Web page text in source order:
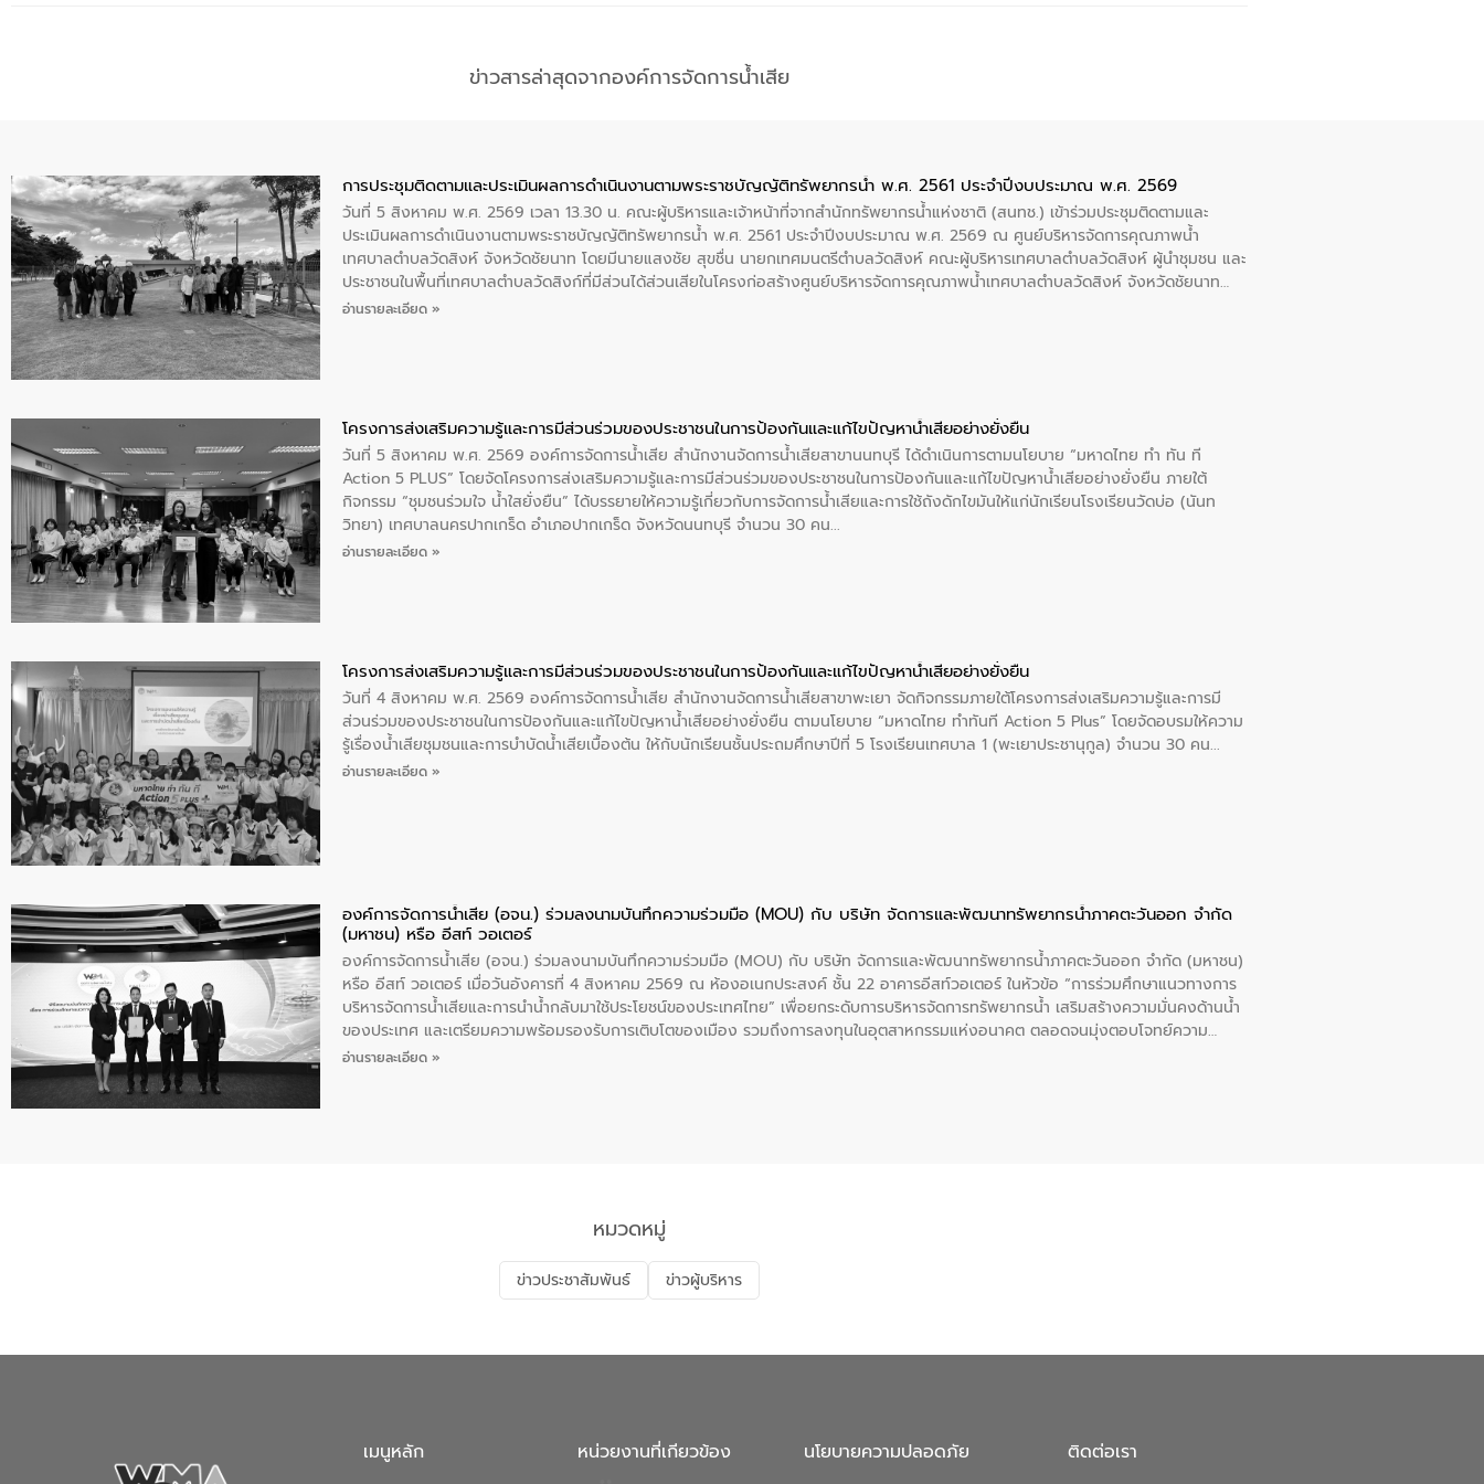
ข่าวสารล่าสุดจากองค์การจัดการน้ำเสีย
การประชุมติดตามและประเมินผลการดำเนินงานตามพระราชบัญญัติทรัพยากรน้ำ พ.ศ. 2561 ประจำปีงบประมาณ พ.ศ. 2569
วันที่ 5 สิงหาคม พ.ศ. 2569 เวลา 13.30 น. คณะผู้บริหารและเจ้าหน้าที่จากสำนักทรัพยากรน้ำแห่งชาติ (สนทช.) เข้าร่วมประชุมติดตามและ
ประเมินผลการดำเนินงานตามพระราชบัญญัติทรัพยากรน้ำ พ.ศ. 2561 ประจำปีงบประมาณ พ.ศ. 2569 ณ ศูนย์บริหารจัดการคุณภาพน้ำ
เทศบาลตำบลวัดสิงห์ จังหวัดชัยนาท โดยมีนายแสงชัย สุขชื่น นายกเทศมนตรีตำบลวัดสิงห์ คณะผู้บริหารเทศบาลตำบลวัดสิงห์ ผู้นำชุมชน และ
ประชาชนในพื้นที่เทศบาลตำบลวัดสิงก์ที่มีส่วนได้ส่วนเสียในโครงก่อสร้างศูนย์บริหารจัดการคุณภาพน้ำเทศบาลตำบลวัดสิงห์ จังหวัดชัยนาท
ให้การต้อนรับ
อ่านรายละเอียด »
โครงการส่งเสริมความรู้และการมีส่วนร่วมของประชาชนในการป้องกันและแก้ไขปัญหาน้ำเสียอย่างยั่งยืน
วันที่ 5 สิงหาคม พ.ศ. 2569 องค์การจัดการน้ำเสีย สำนักงานจัดการน้ำเสียสาขานนทบุรี ได้ดำเนินการตามนโยบาย “มหาดไทย ทำ ทัน ที
Action 5 PLUS” โดยจัดโครงการส่งเสริมความรู้และการมีส่วนร่วมของประชาชนในการป้องกันและแก้ไขปัญหาน้ำเสียอย่างยั่งยืน ภายใต้
กิจกรรม “ชุมชนร่วมใจ น้ำใสยั่งยืน” ได้บรรยายให้ความรู้เกี่ยวกับการจัดการน้ำเสียและการใช้ถังดักไขมันให้แก่นักเรียนโรงเรียนวัดบ่อ (นันท
วิทยา) เทศบาลนครปากเกร็ด อำเภอปากเกร็ด จังหวัดนนทบุรี จำนวน 30 คน
อ่านรายละเอียด »
โครงการส่งเสริมความรู้และการมีส่วนร่วมของประชาชนในการป้องกันและแก้ไขปัญหาน้ำเสียอย่างยั่งยืน
วันที่ 4 สิงหาคม พ.ศ. 2569 องค์การจัดการน้ำเสีย สำนักงานจัดการน้ำเสียสาขาพะเยา จัดกิจกรรมภายใต้โครงการส่งเสริมความรู้และการมี
ส่วนร่วมของประชาชนในการป้องกันและแก้ไขปัญหาน้ำเสียอย่างยั่งยืน ตามนโยบาย “มหาดไทย ทำทันที Action 5 Plus” โดยจัดอบรมให้ความ
รู้เรื่องน้ำเสียชุมชนและการบำบัดน้ำเสียเบื้องต้น ให้กับนักเรียนชั้นประถมศึกษาปีที่ 5 โรงเรียนเทศบาล 1 (พะเยาประชานุกูล) จำนวน 30 คน
อ่านรายละเอียด »
องค์การจัดการน้ำเสีย (อจน.) ร่วมลงนามบันทึกความร่วมมือ (MOU) กับ บริษัท จัดการและพัฒนาทรัพยากรน้ำภาคตะวันออก จำกัด
(มหาชน) หรือ อีสท์ วอเตอร์
องค์การจัดการน้ำเสีย (อจน.) ร่วมลงนามบันทึกความร่วมมือ (MOU) กับ บริษัท จัดการและพัฒนาทรัพยากรน้ำภาคตะวันออก จำกัด (มหาชน)
หรือ อีสท์ วอเตอร์ เมื่อวันอังคารที่ 4 สิงหาคม 2569 ณ ห้องอเนกประสงค์ ชั้น 22 อาคารอีสท์วอเตอร์ ในหัวข้อ “การร่วมศึกษาแนวทางการ
บริหารจัดการน้ำเสียและการนำน้ำกลับมาใช้ประโยชน์ของประเทศไทย” เพื่อยกระดับการบริหารจัดการทรัพยากรน้ำ เสริมสร้างความมั่นคงด้านน้ำ
ของประเทศ และเตรียมความพร้อมรองรับการเติบโตของเมือง รวมถึงการลงทุนในอุตสาหกรรมแห่งอนาคต ตลอดจนมุ่งตอบโจทย์ความ
ท้าทายจากวิกฤตการเปลี่ยนแปลงสภาพภูมิอากาศและความเสี่ยงภัยแล้งในระยะยาว การประสานความร่วมมือในครั้งนี้เป็นการดึงจุดแข็งและ
ตลอดระบบ โดยการนำน้ำบำบัดกลับมาใช้ใหม่จะช่วยลดการพึ่งพาน้ำธรรมชาติและสร้างสมดุลทางเศรษฐกิจและสิ่งแวดล้อมได้อย่างเป็นรูปธรรม
ความร่วมมือระหว่างภาครัฐและภาคเอกชนในครั้งนี้ นับเป็นก้าวสำคัญของ องค์การจัดการน้ำเสีย (อจน.) ในการร่วมวางรากฐานโครงสร้างพื้น
ฐานด้านน้ำของประเทศ เพื่อยกระดับประสิทธิภาพการใช้ทรัพยากรน้ำให้เกิดประโยชน์สูงสุดและเป็นไปตามมาตรฐานสากล
อ่านรายละเอียด »
หมวดหมู่
ข่าวประชาสัมพันธ์ ข่าวผู้บริหาร
เมนูหลัก หน่วยงานที่เกียวข้อง นโยบายความปลอดภัย ติดต่อเรา